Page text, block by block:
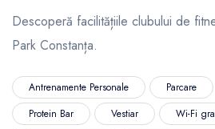
Descoperă facilitățiile clubului de
Park Constanța.
Antrenamente Personale Parcare
Protein Bar
Vestiar Wi-Fi